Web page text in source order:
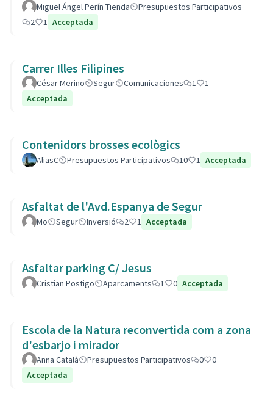
Miguel Ángel Perín Tienda
Presupuestos Participativos
2
1 Acceptada
Carrer Illes Filipines
César Merino Segur Comunicaciones 1
1
Acceptada
Contenidors brosses ecològics
AliasC Presupuestos Participativos 10 1 Acceptada
Asfaltat de l'Avd.Espanya de Segur
Mo Segur Inversió 2 1 Acceptada
Asfaltar parking C/ Jesus
Cristian Postigo Aparcaments 1 0 Acceptada
Escola de la Natura reconvertida com a zona
d'esbarjo i mirador
Anna Català Presupuestos Participativos 0
0
Acceptada